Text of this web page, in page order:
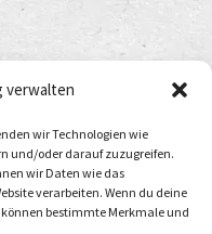
verwalten
wir Technologien wie
und/oder darauf zuzugreifen.
wir Daten wie das
verarbeiten. Wenn du deine
bestimmte Merkmale und